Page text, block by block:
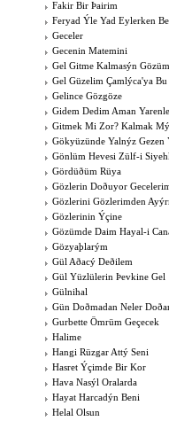
Fakir Bir Þairim
Feryad Ýle Yad Eylerken
Geceler
Gecenin Matemini
Gel Gitme Kalmasýn
Gel Güzelim Çamlýca'ya Bu
Gelince Gözgöze
Gidem Dedim Aman
Gitmek Mi Zor? Kalmak
Gökyüzünde Yalnýz Gezen
Gönlüm Hevesi Zülf-i
Gördüðüm Rüya
Gözlerin Doðuyor
Gözlerini Gözlerimden
Gözlerinin Ýçine
Gözümde Daim Hayal-i
Gözyaþlarým
Gül Aðacý Deðilem
Gül Yüzlülerin Þevkine Gel
Gülnihal
Gün Doðmadan Neler
Gurbette Ömrüm Geçecek
Halime
Hangi Rüzgar Attý Seni
Hasret Ýçimde Bir Kor
Hava Nasýl Oralarda
Hayat Harcadýn Beni
Helal Olsun